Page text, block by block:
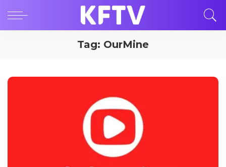
Tag: OurMine